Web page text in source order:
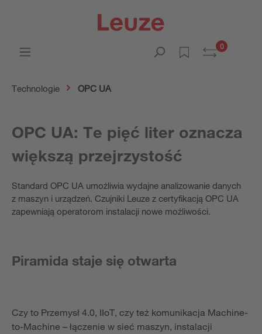
0
Technologie OPC UA
OPC UA: Te pięć liter oznacza
większą przejrzystość
Standard OPC UA umożliwia wydajne analizowanie danych
z maszyn i urządzeń. Czujniki Leuze z certyfikacją OPC UA
zapewniają operatorom instalacji nowe możliwości.
Piramida staje się otwarta
Czy to Przemysł 4.0, IIoT, czy też komunikacja Machine-
to-Machine – łączenie w sieć maszyn, instalacji